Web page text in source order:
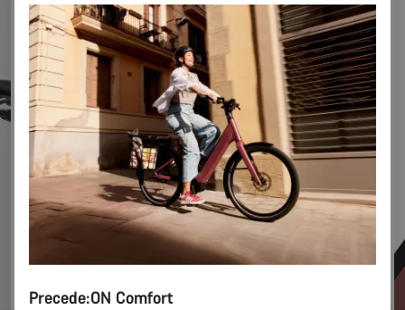
Precede:ON Comfort